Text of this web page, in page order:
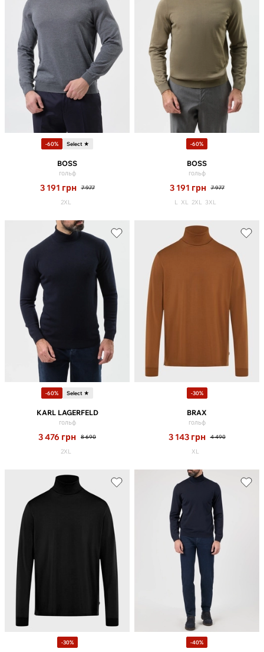
-60% Select ★
BOSS
гольф
3 191 грн 7 977
2XL
-60%
BOSS
гольф
3 191 грн 7 977
L XL 2XL 3XL
-60% Select ★
KARL LAGERFELD
гольф
3 476 грн 8 690
2XL
-30%
BRAX
гольф
3 143 грн 4 490
XL
-30% -40%